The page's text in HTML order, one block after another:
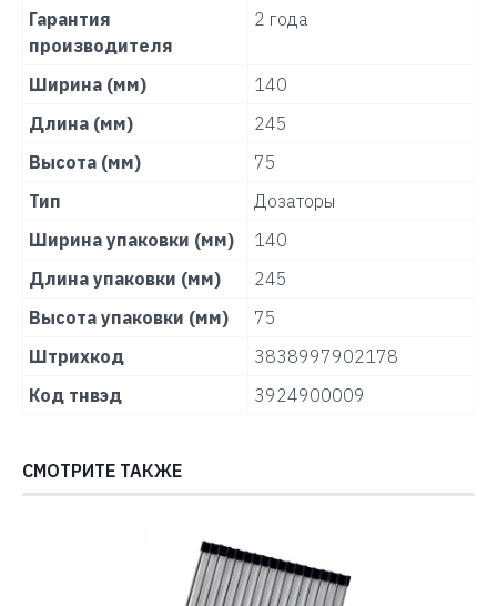
Гарантия
производителя
2 года
Ширина (мм)
140
Длина (мм)
245
Высота (мм)
75
Тип
Дозаторы
Ширина упаковки (мм)
140
Длина упаковки (мм)
245
Высота упаковки (мм)
75
Штрихкод
3838997902178
Код тнвэд
3924900009
СМОТРИТЕ ТАКЖЕ